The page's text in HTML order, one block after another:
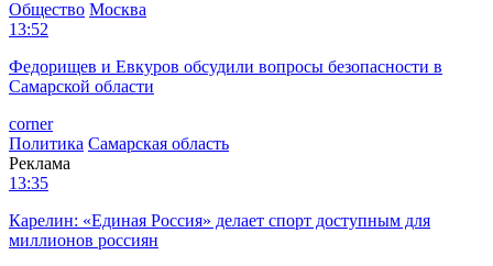
Общество Москва
13:52
Федорищев и Евкуров обсудили вопросы безопасности в
Самарской области
corner
Политика Самарская область
Реклама
13:35
Карелин: «Единая Россия» делает спорт доступным для
миллионов россиян